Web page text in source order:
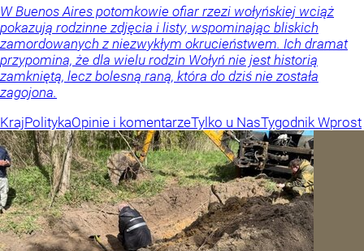
W Buenos Aires potomkowie ofiar rzezi wołyńskiej wciąż
pokazują rodzinne zdjęcia i listy, wspominając bliskich
zamordowanych z niezwykłym okrucieństwem. Ich dramat
przypomina, że dla wielu rodzin Wołyń nie jest historią
zamkniętą, lecz bolesną raną, która do dziś nie została
zagojona.
KrajPolitykaOpinie i komentarzeTylko u NasTygodnik Wprost